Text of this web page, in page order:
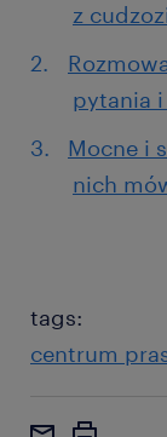
z
pytania
Mocne i
nich
tags:
centrum